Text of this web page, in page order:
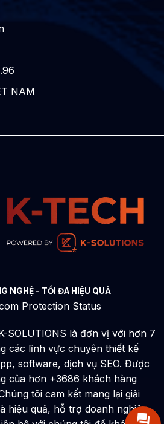
NAM
NGHỆ - TỐI ĐA HIỆU QUẢ
SOLUTIONS là đơn vị với hơn 7
các lĩnh vực chuyên thiết kế
software, dịch vụ SEO. Được
của hơn +3686 khách hàng
tôi cam kết mang lại giải
hiệu quả, hỗ trợ doanh nghiệp